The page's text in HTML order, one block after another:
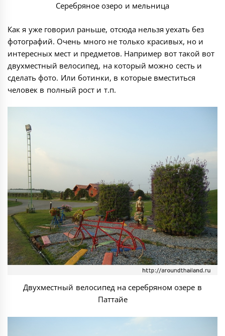
Серебряное озеро и мельница
Как я уже говорил раньше, отсюда нельзя уехать без
фотографий. Очень много не только красивых, но и
интересных мест и предметов. Например вот такой вот
двухместный велосипед, на который можно сесть и
сделать фото. Или ботинки, в которые вместиться
человек в полный рост и т.п.
Двухместный велосипед на серебряном озере в
Паттайе